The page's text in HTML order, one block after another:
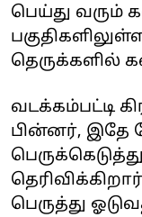
பெய்து
தெருக்களில்
வடக்கம்பட்டி
பின்னர், இதே
பெருத்து